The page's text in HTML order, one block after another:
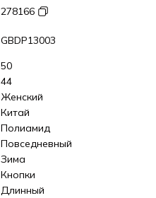
278166
GBDP13003
50
44
Женский
Китай
Полиамид
Повседневный
Зима
Кнопки
Длинный